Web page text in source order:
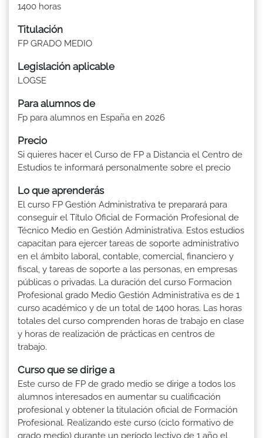
1400 horas
Titulación
FP GRADO MEDIO
Legislación aplicable
LOGSE
Para alumnos de
Fp para alumnos en España en 2026
Precio
Si quieres hacer el Curso de FP a Distancia el Centro de
Estudios te informará personalmente sobre el precio
Lo que aprenderás
El curso FP Gestión Administrativa te preparará para
conseguir el Título Oficial de Formación Profesional de
Técnico Medio en Gestión Administrativa. Estos estudios
capacitan para ejercer tareas de soporte administrativo
en el ámbito laboral, contable, comercial, financiero y
fiscal, y tareas de soporte a las personas, en empresas
públicas o privadas. La duración del curso Formacion
Profesional grado Medio Gestión Administrativa es de 1
curso académico y de un total de 1400 horas. Las horas
totales del curso comprenden horas de trabajo en clase
y horas de realización de prácticas en centros de
trabajo.
Curso que se dirige a
Este curso de FP de grado medio se dirige a todos los
alumnos interesados en aumentar su cualificación
profesional y obtener la titulación oficial de Formación
Profesional. Realizando este curso (ciclo formativo de
grado medio) durante un período lectivo de 1 año el